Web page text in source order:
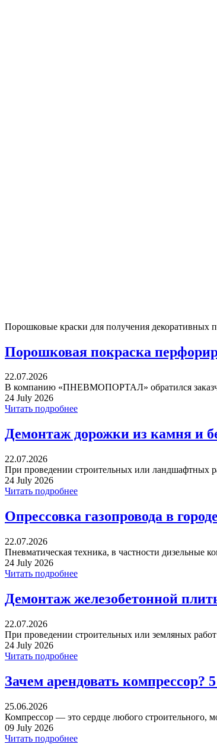
Порошковые краски для получения декоративных
Порошковая покраска
22.07.2026
В компанию «ПНЕВМОПОРТАЛ» обратился
24 July 2026
Читать подробнее
Демонтаж дорожки из камня и
22.07.2026
При проведении строительных или ландшафтных
24 July 2026
Читать подробнее
Опрессовка газопровода в
22.07.2026
Пневматическая техника, в частности дизельные
24 July 2026
Читать подробнее
Демонтаж железобетонной
22.07.2026
При проведении строительных или земляных
24 July 2026
Читать подробнее
Зачем арендовать компрессор?
25.06.2026
Компрессор — это сердце любого строительного,
09 July 2026
Читать подробнее